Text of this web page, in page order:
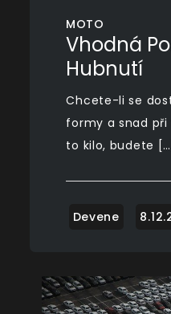
MOTO
Vhodná
Hubnutí
Chcete-li se
formy a snad
to kilo, budete